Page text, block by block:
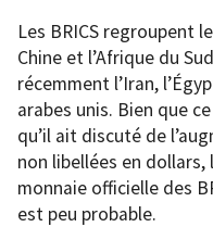
Les BRICS regroupent
Chine et l’Afrique du
récemment l’Iran,
arabes unis. Bien que
qu’il ait discuté de
non libellées en
monnaie officielle des
est peu probable.